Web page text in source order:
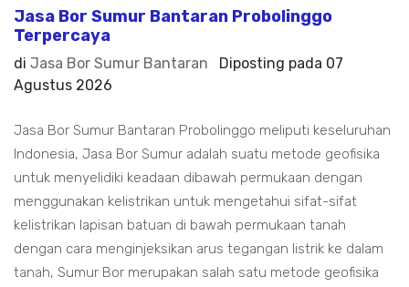
Jasa Bor Sumur Bantaran Probolinggo
Terpercaya
di Jasa Bor Sumur Bantaran Diposting pada 07
Agustus 2026
Jasa Bor Sumur Bantaran Probolinggo meliputi keseluruhan
Indonesia, Jasa Bor Sumur adalah suatu metode geofisika
untuk menyelidiki keadaan dibawah permukaan dengan
menggunakan kelistrikan untuk mengetahui sifat-sifat
kelistrikan lapisan batuan di bawah permukaan tanah
dengan cara menginjeksikan arus tegangan listrik ke dalam
tanah, Sumur Bor merupakan salah satu metode geofisika